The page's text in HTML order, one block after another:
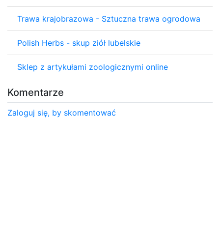
Trawa krajobrazowa - Sztuczna trawa ogrodowa
Polish Herbs - skup ziół lubelskie
Sklep z artykułami zoologicznymi online
Komentarze
Zaloguj się, by skomentować